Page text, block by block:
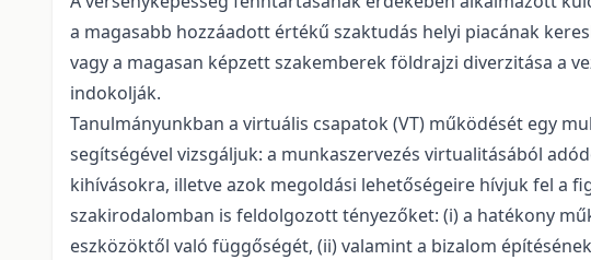
a magasabb hozzáadott értékű szaktudás helyi piacának
vagy a magasan képzett szakemberek földrajzi diverzitása a
indokolják.
Tanulmányunkban a virtuális csapatok (VT) működését egy
segítségével vizsgáljuk: a munkaszervezés virtualitásából
kihívásokra, illetve azok megoldási lehetőségeire hívjuk fel a
szakirodalomban is feldolgozott tényezőket: (i) a hatékony
eszközöktől való függőségét, (ii) valamint a bizalom